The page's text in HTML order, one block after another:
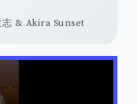
& Akira Sunset